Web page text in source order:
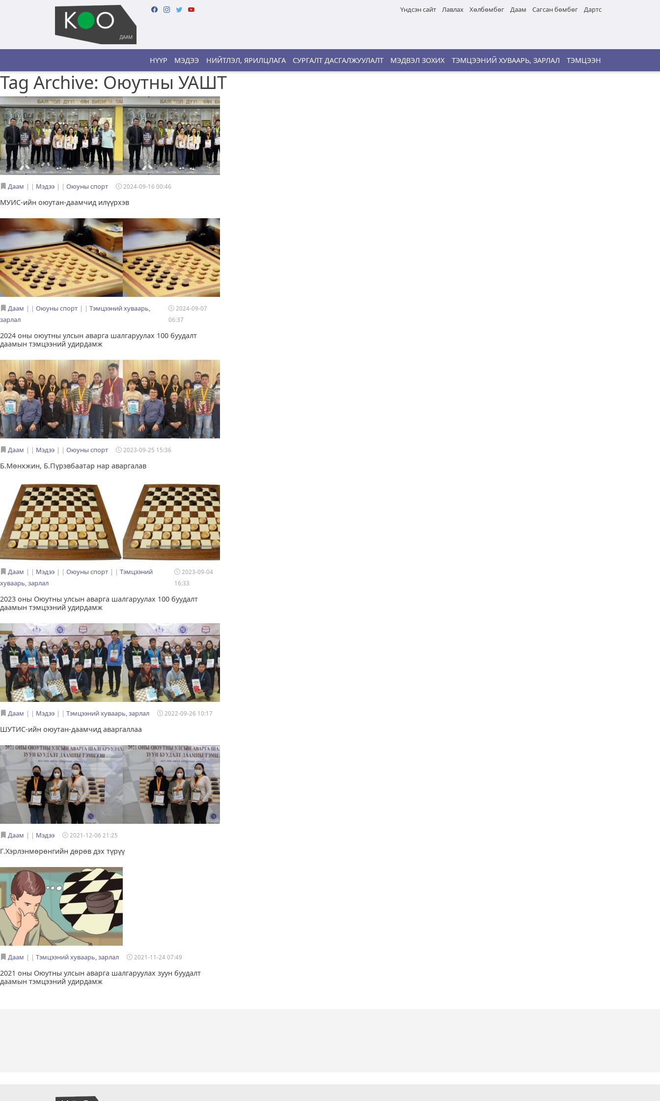
Үндсэн сайт Лавлах Хөлбөмбөг Даам Сагсан бөмбөг Дартс
НҮҮР МЭДЭЭ НИЙТЛЭЛ, ЯРИЛЦЛАГА СУРГАЛТ ДАСГАЛЖУУЛАЛТ МЭДВЭЛ ЗОХИХ ТЭМЦЭЭНИЙ ХУВААРЬ, ЗАРЛАЛ ТЭМЦЭЭН
Tag Archive: Оюутны УАШТ
Даам | Мэдээ | Оюуны спорт 2024-09-16 00:46
МУИС-ийн оюутан-даамчид илүүрхэв
Даам | Оюуны спорт | Тэмцээний хуваарь,
зарлал
2024-09-07
06:37
2024 оны оюутны улсын аварга шалгаруулах 100 буудалт
даамын тэмцээний удирдамж
Даам | Мэдээ | Оюуны спорт 2023-09-25 15:36
Б.Мөнхжин, Б.Пүрэвбаатар нар аваргалав
Даам | Мэдээ | Оюуны спорт | Тэмцээний
хуваарь, зарлал
2023-09-04
16:33
2023 оны Оюутны улсын аварга шалгаруулах 100 буудалт
даамын тэмцээний удирдамж
Даам | Мэдээ | Тэмцээний хуваарь, зарлал 2022-09-26 10:17
ШУТИС-ийн оюутан-даамчид аваргаллаа
Даам | Мэдээ 2021-12-06 21:25
Г.Хэрлэнмөрөнгийн дөрөв дэх түрүү
Даам | Тэмцээний хуваарь, зарлал 2021-11-24 07:49
2021 оны Оюутны улсын аварга шалгаруулах зуун буудалт
даамын тэмцээний удирдамж